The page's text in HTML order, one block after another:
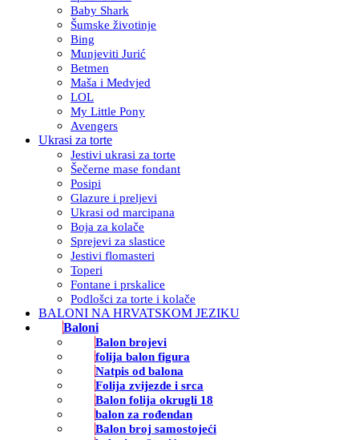
Baby Shark
Šumske životinje
Bing
Munjeviti Jurić
Betmen
Maša i Medvjed
LOL
My Little Pony
Avengers
Ukrasi za torte
Jestivi ukrasi za torte
Šečerne mase fondant
Posipi
Glazure i preljevi
Ukrasi od marcipana
Boja za kolače
Sprejevi za slastice
Jestivi flomasteri
Toperi
Fontane i prskalice
Podlošci za torte i kolače
BALONI NA HRVATSKOM JEZIKU
Baloni
Balon brojevi
folija balon figura
Natpis od balona
Folija zvijezde i srca
Balon folija okrugli 18
balon za rođendan
Balon broj samostojeći